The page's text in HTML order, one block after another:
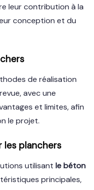
leur contribution à la
conception et du
de réalisation
avec une
et limites, afin
le projet.
les planchers
utilisant le béton
principales,